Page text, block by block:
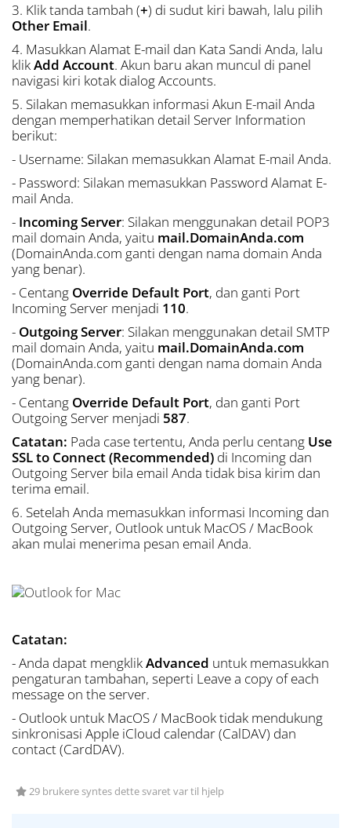
3. Klik tanda tambah (+) di sudut kiri bawah, lalu pilih
Other Email.
4. Masukkan Alamat E-mail dan Kata Sandi Anda, lalu
klikAdd Account. Akun baru akan muncul di panel
navigasi kiri kotak dialog Accounts.
5. Silakan memasukkan informasi Akun E-mail Anda
dengan memperhatikan detail Server Information
berikut:
- Username: Silakan memasukkan Alamat E-mail Anda.
- Password: Silakan memasukkan Password Alamat E-
mail Anda.
- Incoming Server: Silakan menggunakan detail POP3
mail domain Anda, yaitu mail.DomainAnda.com
(DomainAnda.com ganti dengan nama domain Anda
yang benar).
- Centang Override Default Port, dan ganti Port
Incoming Server menjadi 110.
- Outgoing Server: Silakan menggunakan detail SMTP
mail domain Anda, yaitu mail.DomainAnda.com
(DomainAnda.com ganti dengan nama domain Anda
yang benar).
- Centang Override Default Port, dan ganti Port
Outgoing Server menjadi 587.
Catatan: Pada case tertentu, Anda perlu centang Use
SSL to Connect (Recommended) di Incoming dan
Outgoing Server bila email Anda tidak bisa kirim dan
terima email.
6. Setelah Anda memasukkan informasi Incoming dan
Outgoing Server, Outlook untuk MacOS / MacBook
akan mulai menerima pesan email Anda.
Catatan:
- Anda dapat mengklikAdvanced untuk memasukkan
pengaturan tambahan, seperti Leave a copy of each
message on the server.
- Outlook untuk MacOS / MacBook tidak mendukung
sinkronisasi Apple iCloud calendar (CalDAV) dan
contact (CardDAV).
29 brukere syntes dette svaret var til hjelp